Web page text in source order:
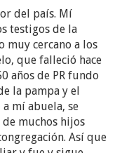
del país. Mí
testigos de la
muy cercano a los
que falleció hace
años de PR fundo
la pampa y el
mí abuela, se
muchos hijos
Así que